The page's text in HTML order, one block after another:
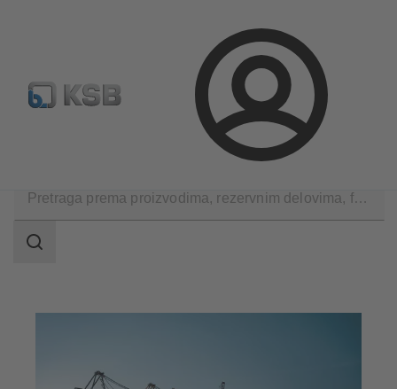
Prijava
Konfiguriši proizvod Standardna pretraga rezervnih delova
Pomorska industrija
pretrage
Područje